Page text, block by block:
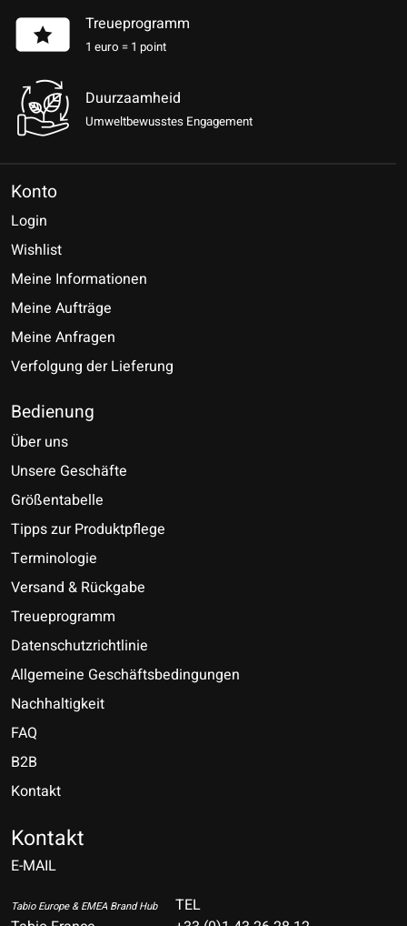
Treueprogramm
1 euro = 1 point
Duurzaamheid
Umweltbewusstes Engagement
Konto
Login
Wishlist
Meine Informationen
Meine Aufträge
Meine Anfragen
Verfolgung der Lieferung
Bedienung
Über uns
Unsere Geschäfte
Größentabelle
Tipps zur Produktpflege
Terminologie
Versand & Rückgabe
Treueprogramm
Datenschutzrichtlinie
Allgemeine Geschäftsbedingungen
Nachhaltigkeit
FAQ
B2B
Kontakt
Kontakt
E-MAIL
Tabio Europe & EMEA Brand Hub
TEL